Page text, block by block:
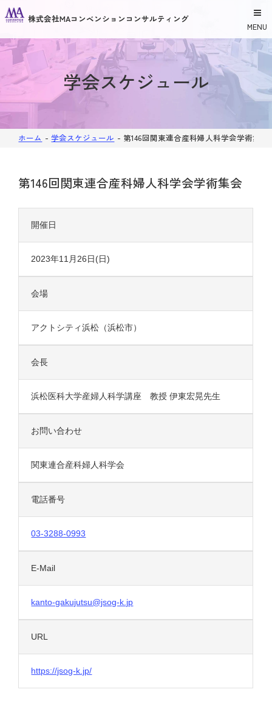
株式会社MAコンベンションコンサルティング
MENU
学会スケジュール
ホーム - 学会スケジュール - 第146回関東連合産科婦人科学会学術集会
第146回関東連合産科婦人科学会学術集会
開催日
2023年11月26日(日)
会場
アクトシティ浜松（浜松市）
会長
浜松医科大学産婦人科学講座 教授 伊東宏晃先生
お問い合わせ
関東連合産科婦人科学会
電話番号
03-3288-0993
E-Mail
kanto-gakujutsu@jsog-k.jp
URL
https://jsog-k.jp/
HOME
事業内容
学会スケジュール
お知らせ